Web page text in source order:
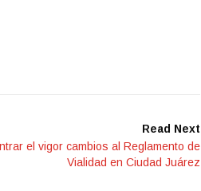
Read Next
el vigor cambios al Reglamento de
Vialidad en Ciudad Juárez